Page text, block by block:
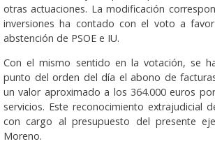
otras actuaciones. La modificación
inversiones ha contado con el voto a
abstención de PSOE e IU.
Con el mismo sentido en la votación, se
punto del orden del día el abono de
un valor aproximado a los 364.000 euros
servicios. Este reconocimiento extrajudicial
con cargo al presupuesto del presente
Moreno.